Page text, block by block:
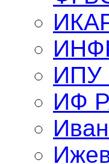
ИПУ
ИФ